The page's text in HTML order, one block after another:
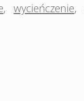
, wycieńczenie,